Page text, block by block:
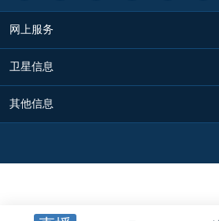
网上服务
卫星信息
其他信息